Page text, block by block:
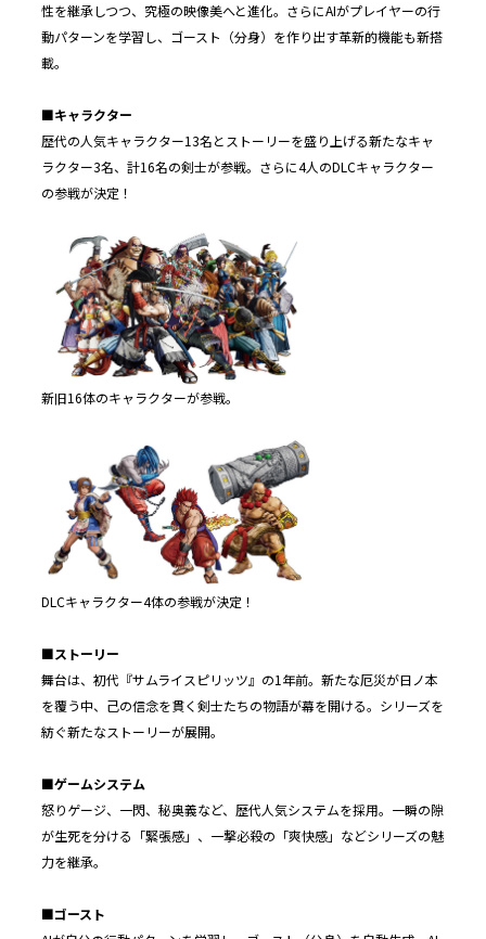
性を継承しつつ、究極の映像美へと進化。さらにAIがプレイヤーの行
動パターンを学習し、ゴースト（分身）を作り出す革新的機能も新搭
載。
■キャラクター
歴代の人気キャラクター13名とストーリーを盛り上げる新たなキャ
ラクター3名、計16名の剣士が参戦。さらに4人のDLCキャラクター
の参戦が決定！
新旧16体のキャラクターが参戦。
DLCキャラクター4体の参戦が決定！
■ストーリー
舞台は、初代『サムライスピリッツ』の1年前。新たな厄災が日ノ本
を覆う中、己の信念を貫く剣士たちの物語が幕を開ける。シリーズを
紡ぐ新たなストーリーが展開。
■ゲームシステム
怒りゲージ、一閃、秘奥義など、歴代人気システムを採用。一瞬の隙
が生死を分ける「緊張感」、一撃必殺の「爽快感」などシリーズの魅
力を継承。
■ゴースト